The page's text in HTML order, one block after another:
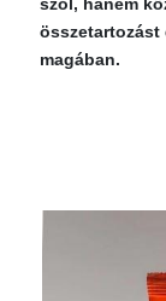
összetartozást
magában.